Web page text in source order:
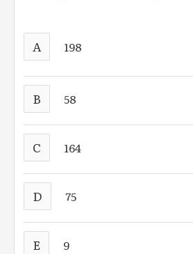
A 198
B 58
C 164
D 75
E 9